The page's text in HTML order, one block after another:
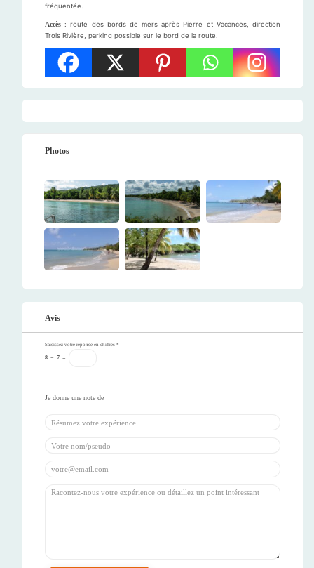
fréquentée.
Accès : route des bords de mers après Pierre et Vacances, direction
Trois Rivière, parking possible sur le bord de la route.
Photos
Avis
Saisissez votre réponse en chiffres *
8 − 7 =